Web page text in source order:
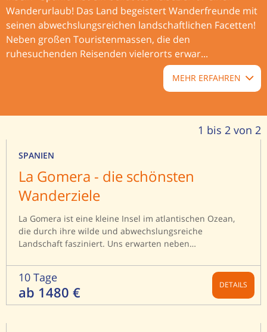
Wanderurlaub! Das Land begeistert Wanderfreunde mit
seinen abwechslungsreichen landschaftlichen Facetten!
Neben großen Touristenmassen, die den
ruhesuchenden Reisenden vielerorts erwar...
MEHR ERFAHREN
1 bis 2 von 2
SPANIEN
La Gomera - die schönsten
Wanderziele
La Gomera ist eine kleine Insel im atlantischen Ozean,
die durch ihre wilde und abwechslungsreiche
Landschaft fasziniert. Uns erwarten neben
Vom Herzstück der Insel ausgehend, dem von der
UNESCO zum Welterbe der Menschheit erklärten
Silberlorbeerwald, erstrecken sich tief eingeschnittene
Schluchten und Täler bis ins Meer.
10 Tage
ab 1480 € DETAILS